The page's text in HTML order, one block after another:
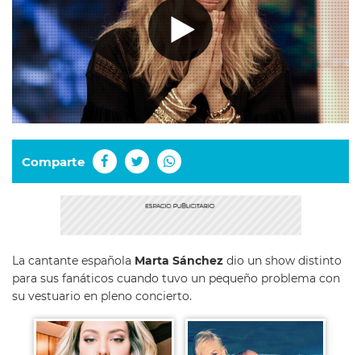
Comparte
La cantante española Marta Sánchez dio un show distinto
para sus fanáticos cuando tuvo un pequeño problema con
su vestuario en pleno concierto.